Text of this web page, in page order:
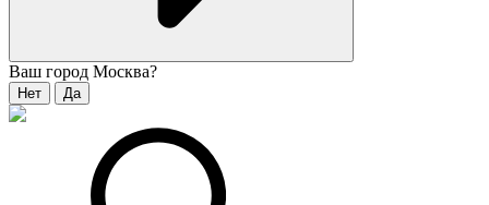
Ваш город Москва?
Нет Да